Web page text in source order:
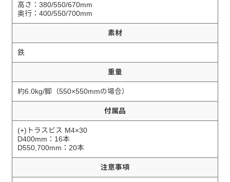
高さ：380/550/670mm
奥行：400/550/700mm
素材
鉄
重量
約6.0kg/脚（550×550mmの場合）
付属品
(+)トラスビス M4×30
D400mm：16本
D550,700mm：20本
注意事項